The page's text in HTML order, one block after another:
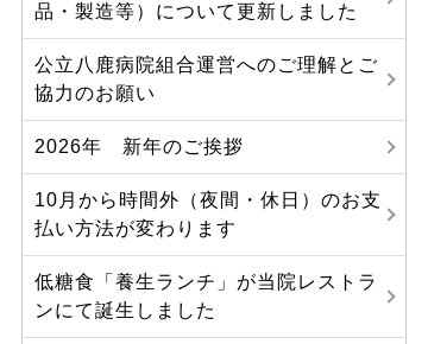
品・製造等）について更新しました
公立八鹿病院組合運営へのご理解とご
協力のお願い
2026年 新年のご挨拶
10月から時間外（夜間・休日）のお支
払い方法が変わります
低糖食「養生ランチ」が当院レストラ
ンにて誕生しました